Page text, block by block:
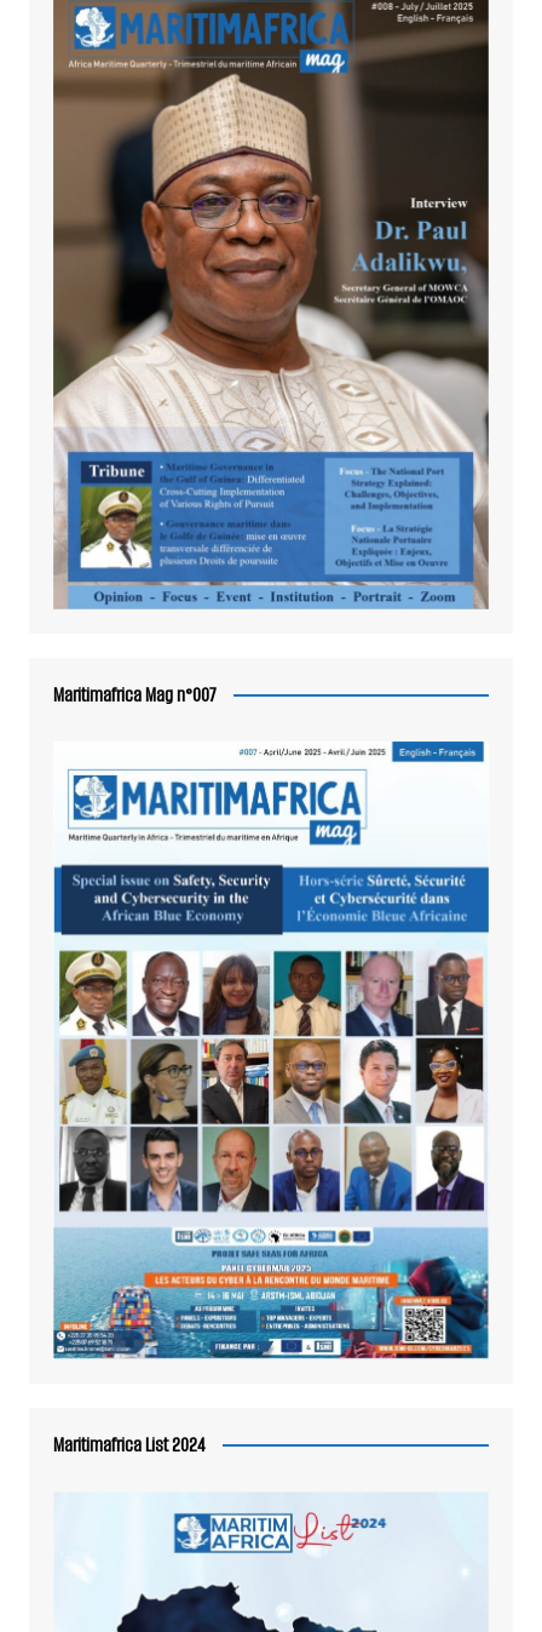
Maritimafrica Mag n°007
Maritimafrica List 2024